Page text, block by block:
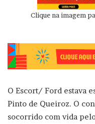
Clique na imagem
O Escort/ Ford estava
Pinto de Queiroz. O
socorrido com vida